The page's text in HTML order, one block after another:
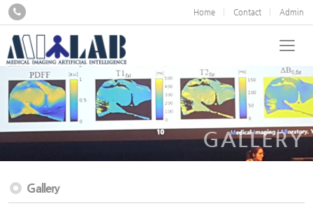
Home Contact Admin
GALLERY
Gallery